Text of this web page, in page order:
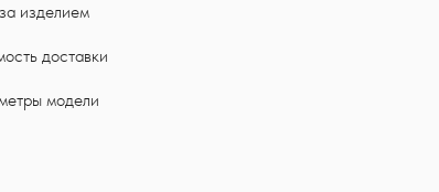
изделием
доставки
модели